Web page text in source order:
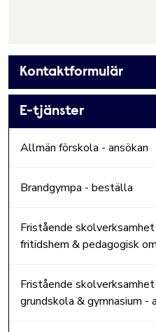
Kontaktformulär
E-tjänster
Allmän förskola - ansökan
Brandgympa - beställa
Fristående
fritidshem & pedagogisk
Fristående
grundskola & gymnasium -